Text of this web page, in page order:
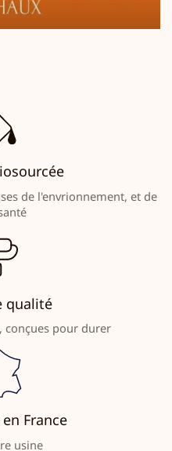
de l'envrionnement, et de
qualité
conçues pour durer
France
usine